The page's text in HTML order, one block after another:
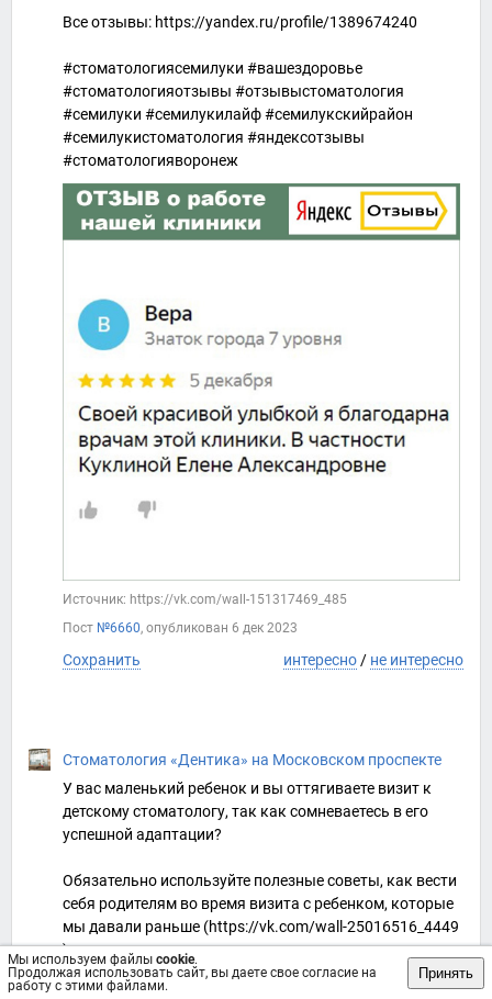
Мы используем файлы cookie.
Продолжая использовать сайт, вы даете свое согласие на
работу с этими файлами.
Принять
Все отзывы: https://yandex.ru/profile/1389674240
#стоматологиясемилуки #вашездоровье
#стоматологияотзывы #отзывыстоматология
#семилуки #семилукилайф #семилукскийрайон
#семилукистоматология #яндексотзывы
#стоматологияворонеж
Источник: https://vk.com/wall-151317469_485
Пост №6660, опубликован 6 дек 2023
Сохранить интересно / не интересно
Стоматология «Дентика» на Московском проспекте
У вас маленький ребенок и вы оттягиваете визит к
детскому стоматологу, так как сомневаетесь в его
успешной адаптации?
Обязательно используйте полезные советы, как вести
себя родителям во время визита с ребенком, которые
мы давали раньше (https://vk.com/wall-25016516_4449
).
И держите еще один!💫